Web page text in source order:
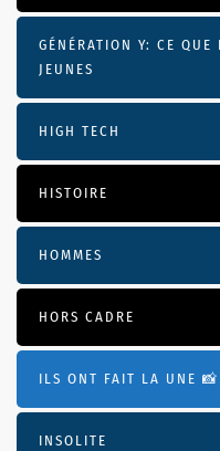
GÉNÉRATION Y: CE QUE
JEUNES
HIGH TECH
HISTOIRE
HOMMES
HORS CADRE
ILS ONT FAIT LA UNE 📸
INSOLITE